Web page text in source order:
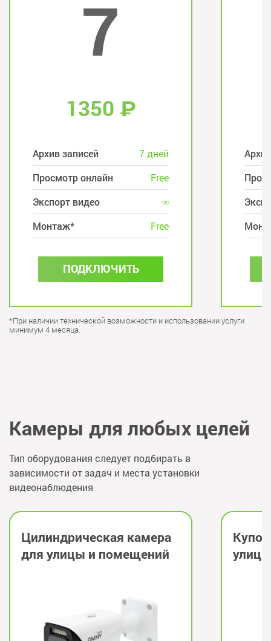
Камеры для любых целей
Тип оборудования следует подбирать в
зависимости от задач и места установки
видеонаблюдения
Цилиндрическая камера
для улицы и помещений
7
1350 ₽
Архив записей
Просмотр онлайн
Экспорт видео
Монтаж*
7 дней
Free
∞
Free
ПОДКЛЮЧИТЬ
*При наличии технической возможности и использовании услуги
минимум 4 месяца.